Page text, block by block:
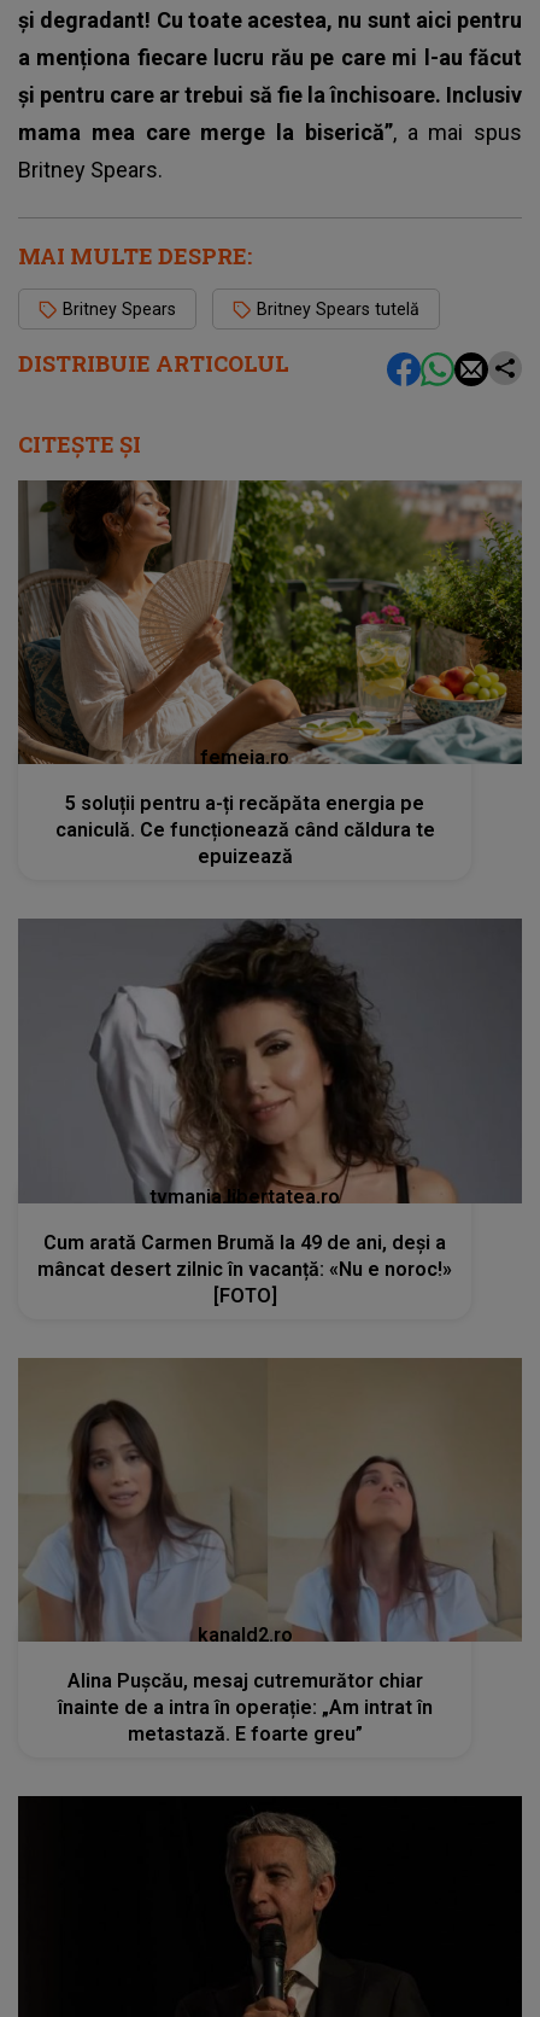
DISTRIBUIE ARTICOLUL
și degradant! Cu toate acestea, nu sunt aici pentru
a menționa fiecare lucru rău pe care mi l-au făcut
și pentru care ar trebui să fie la închisoare. Inclusiv
mama mea care merge la biserică”, a mai spus
Britney Spears.
MAI MULTE DESPRE:
Britney Spears Britney Spears tutelă
CITEȘTE ȘI
femeia.ro
5 soluții pentru a-ți recăpăta energia pe
caniculă. Ce funcționează când căldura te
epuizează
tvmania.libertatea.ro
Cum arată Carmen Brumă la 49 de ani, deși a
mâncat desert zilnic în vacanță: «Nu e noroc!»
[FOTO]
kanald2.ro
Alina Pușcău, mesaj cutremurător chiar
înainte de a intra în operație: „Am intrat în
metastază. E foarte greu”